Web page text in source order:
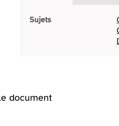
Sujets
document